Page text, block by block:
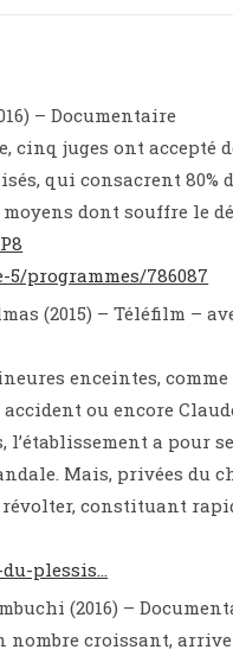
– Documentaire
juges ont accepté
qui consacrent 80%
dont souffre le
programmes/786087
(2015) – Téléfilm –
enceintes,
ou encore
a pour
Mais, privées du
constituant
plessis…
(2016) –
croissant,